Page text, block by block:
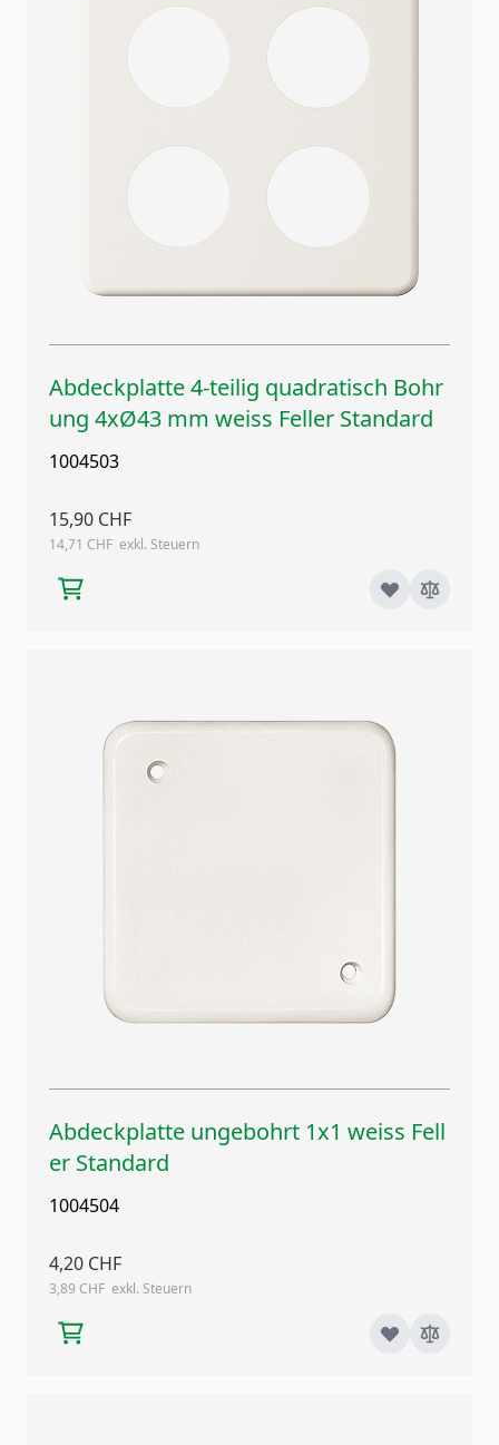
Abdeckplatte 4-teilig quadratisch Bohr
ung 4xØ43 mm weiss Feller Standard
1004503
15,90 CHF
14,71 CHF
Abdeckplatte ungebohrt 1x1 weiss Fell
er Standard
1004504
4,20 CHF
3,89 CHF